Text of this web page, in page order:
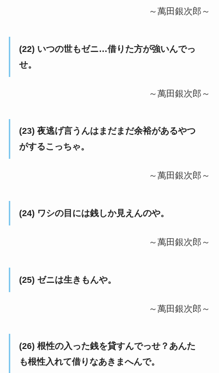
～萬田銀次郎～
(22) いつの世もゼニ…借りた方が強いんでっ
せ。
～萬田銀次郎～
(23) 夜逃げ言うんはまだまだ余裕があるやつ
がするこっちゃ。
～萬田銀次郎～
(24) ワシの目には銭しか見えんのや。
～萬田銀次郎～
(25) ゼニは生きもんや。
～萬田銀次郎～
(26) 根性の入った銭を貸すんでっせ？あんた
も根性入れて借りなあきまへんで。